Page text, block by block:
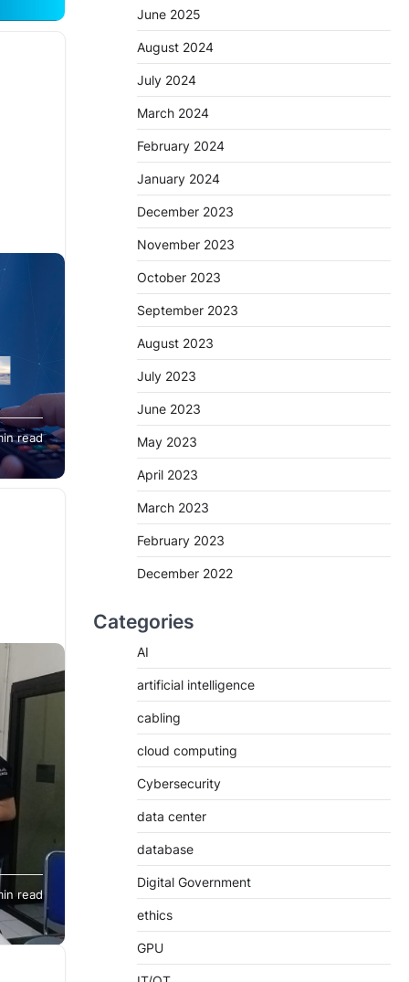
read
read
June 2025
August 2024
July 2024
March 2024
February 2024
January 2024
December 2023
November 2023
October 2023
September 2023
August 2023
July 2023
June 2023
May 2023
April 2023
March 2023
February 2023
December 2022
Categories
AI
artificial intelligence
cabling
cloud computing
Cybersecurity
data center
database
Digital Government
ethics
GPU